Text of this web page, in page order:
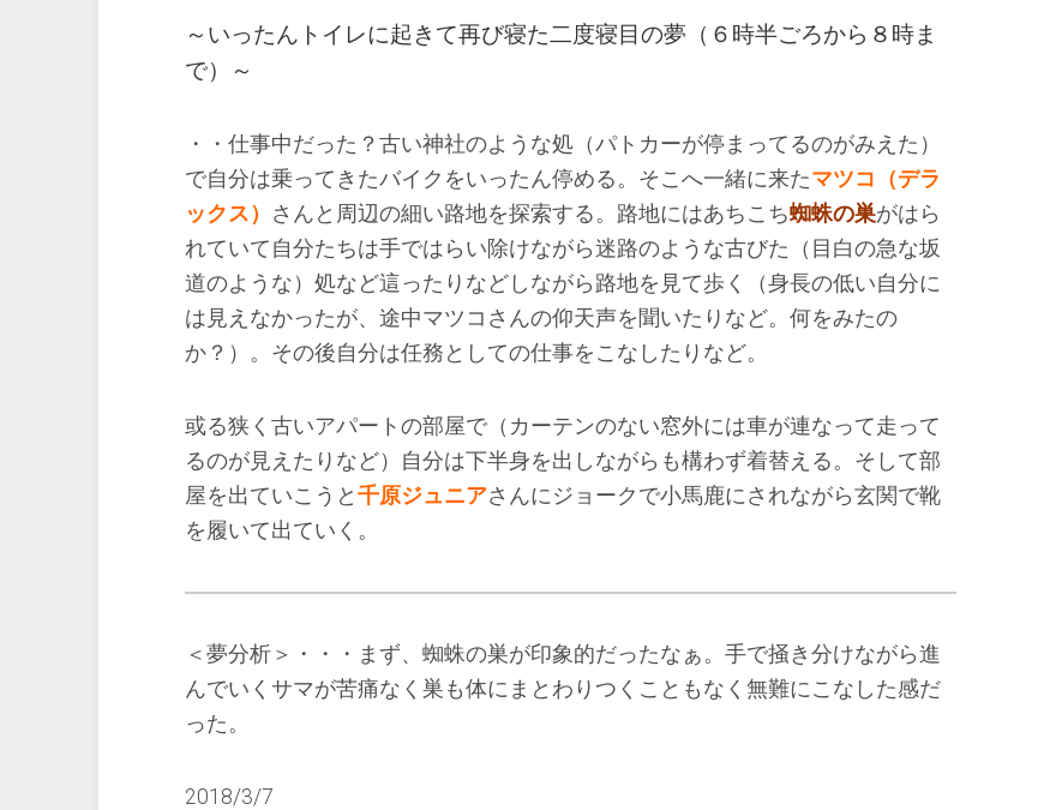
～いったんトイレに起きて再び寝た二度寝目の夢（６時半ごろから８時ま
で）～
・・仕事中だった？古い神社のような処（パトカーが停まってるのがみえた）
で自分は乗ってきたバイクをいったん停める。そこへ一緒に来たマツコ（デラ
ックス） さんと周辺の細い路地を探索する。路地にはあちこち蜘蛛の巣がはら
れていて自分たちは手ではらい除けながら迷路のような古びた（目白の急な坂
道のような）処など這ったりなどしながら路地を見て歩く（身長の低い自分に
は見えなかったが、途中マツコさんの仰天声を聞いたりなど。何をみたの
か？）。その後自分は任務としての仕事をこなしたりなど。
或る狭く古いアパートの部屋で（カーテンのない窓外には車が連なって走って
るのが見えたりなど）自分は下半身を出しながらも構わず着替える。そして部
屋を出ていこうと 千原ジュニアさんにジョークで小馬鹿にされながら玄関で靴
を履いて出ていく。
＜夢分析＞・・・まず、蜘蛛の巣が印象的だったなぁ。手で掻き分けながら進
んでいくサマが苦痛なく巣も体にまとわりつくこともなく無難にこなした感だ
った。
2018/3/7